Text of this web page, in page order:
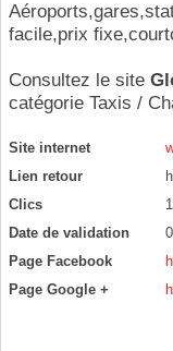
facile,prix
Consultez le site
catégorie Taxis /
Site internet
Lien retour
Clics
1
Date de validation
Page Facebook
Page Google +